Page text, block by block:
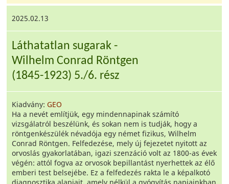
2025.02.13
Láthatatlan sugarak -
Wilhelm Conrad Röntgen
(1845-1923) 5./6. rész
Kiadvány: GEO
Ha a nevét említjük, egy mindennapinak számító
vizsgálatról beszélünk, és sokan nem is tudják, hogy a
röntgenkészülék névadója egy német fizikus, Wilhelm
Conrad Röntgen. Felfedezése, mely új fejezetet nyitott az
orvoslás gyakorlatában, igazi szenzáció volt az 1800-as évek
végén: attól fogva az orvosok bepillantást nyerhettek az élő
emberi test belsejébe. Ez a felfedezés rakta le a képalkotó